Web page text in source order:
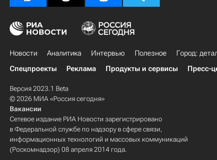
Новости Аналитика Интервью Полезное
Город:
Спецпроекты
Реклама Продукты и сервисы Пресс-
Версия 2023.1 Beta
© 2026 МИА «Россия сегодня»
Вакансии
Сетевое издание РИА Новости зарегистрировано
в Федеральной службе по надзору в сфере связи,
информационных технологий и массовых коммуникаций
(Роскомнадзор) 08 апреля 2014 года.